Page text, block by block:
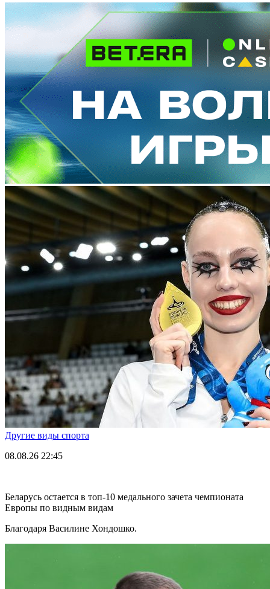
Другие виды спорта
08.08.26 22:45
Беларусь остается в топ-10 медального зачета чемпионата
Европы по видным видам
Благодаря Василине Хондошко.